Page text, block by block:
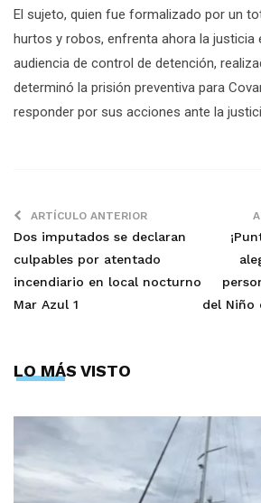
El sujeto, quien fue formalizado por un
hurtos y robos, enfrenta ahora la justicia
audiencia de control de detención,
determinó la prisión preventiva para
responder por sus acciones ante la
ARTÍCULO ANTERIOR
Dos imputados se declaran
culpables por atentado
incendiario en local nocturno
Mar Azul 1
del Niño
LO MÁS VISTO